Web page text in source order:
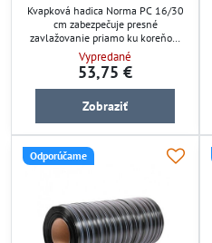
Kvapková hadica Norma PC 16/30
cm zabezpečuje presné
zavlažovanie priamo ku koreňom
rastlín. Vďaka kompenzácii tlaku
udržiava rovnomerný prietok 2,1
l/h, čím šetrí vodu a minimalizuje
odparovanie. Je vhodná pre záhrady,
skleníky a živé ploty, podporuje
údržbu.
Vypredané
53,75 €
Zobraziť
Odporúčame